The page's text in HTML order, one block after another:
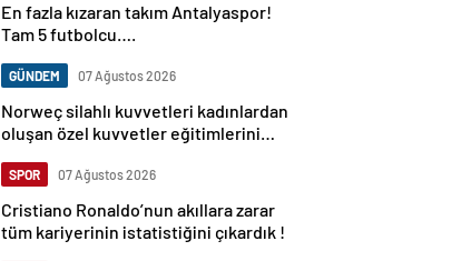
En fazla kızaran takım Antalyaspor!
Tam 5 futbolcu….
GÜNDEM 07 Ağustos 2026
Norweç silahlı kuvvetleri kadınlardan
oluşan özel kuvvetler eğitimlerini
SPOR 07 Ağustos 2026
Cristiano Ronaldo’nun akıllara zarar
tüm kariyerinin istatistiğini çıkardık !